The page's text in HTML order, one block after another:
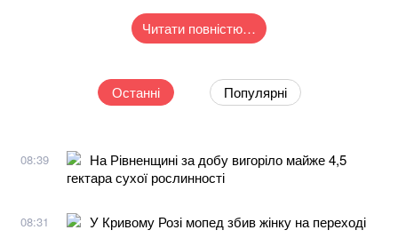
Читати повністю…
Останні Популярні
08:39
На Рівненщині за добу вигоріло майже 4,5
гектара сухої рослинності
08:31 У Кривому Розі мопед збив жінку на переході